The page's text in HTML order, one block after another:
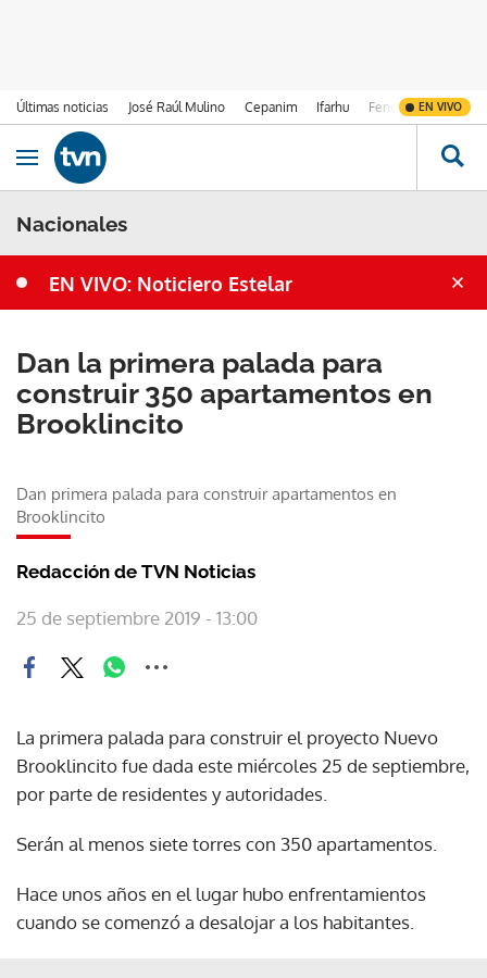
Últimas noticias José Raúl Mulino Cepanim Ifarhu Fenómeno de El
EN VIVO
Ir al contenido
Obrir navegació
Nacionales
EN VIVO: Noticiero Estelar
Dan la primera palada para
construir 350 apartamentos en
Brooklincito
Dan primera palada para construir apartamentos en
Brooklincito
Redacción de TVN Noticias
25 de septiembre 2019 - 13:00
La primera palada para construir el proyecto Nuevo
Brooklincito fue dada este miércoles 25 de septiembre,
por parte de residentes y autoridades.
Serán al menos siete torres con 350 apartamentos.
Hace unos años en el lugar hubo enfrentamientos
cuando se comenzó a desalojar a los habitantes.